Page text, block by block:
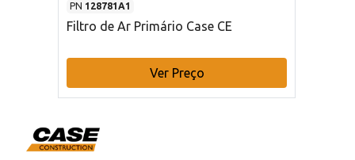
PN 128781A1
Filtro de Ar Primário Case CE
Ver Preço